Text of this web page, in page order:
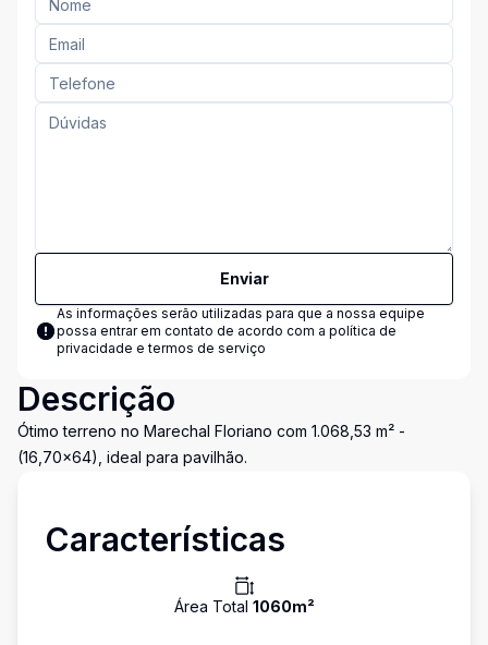
Enviar
As informações serão utilizadas para que a nossa equipe
possa entrar em contato de acordo com a política de
privacidade e termos de serviço
Descrição
Ótimo terreno no Marechal Floriano com 1.068,53 m² -
(16,70x64), ideal para pavilhão.
Características
Área Total 1060m²